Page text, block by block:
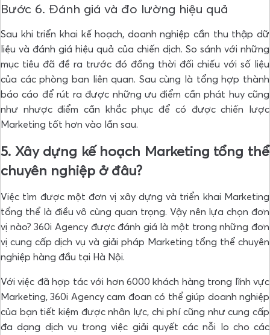
Bước 6. Đánh giá và đo lường hiệu quả
​​Sau khi triển khai kế hoạch, doanh nghiệp cần thu thập dữ
liệu và đánh giá hiệu quả của chiến dịch. So sánh với những
mục tiêu đã đề ra trước đó đồng thời đối chiếu với số liệu
của các phòng ban liên quan. Sau cùng là tổng hợp thành
báo cáo để rút ra được những ưu điểm cần phát huy cũng
như nhược điểm cần khắc phục để có được chiến lược
Marketing tốt hơn vào lần sau.
5. Xây dựng kế hoạch Marketing tổng thể
chuyên nghiệp ở đâu?
Việc tìm được một đơn vị xây dựng và triển khai Marketing
tổng thể là điều vô cùng quan trọng. Vậy nên lựa chọn đơn
vị nào? 360i Agency được đánh giá là một trong những đơn
vị cung cấp dịch vụ và giải pháp Marketing tổng thể chuyên
nghiệp hàng đầu tại Hà Nội.
Với việc đã hợp tác với hơn 6000 khách hàng trong lĩnh vực
Marketing, 360i Agency cam đoan có thể giúp doanh nghiệp
của bạn tiết kiệm được nhân lực, chi phí cũng như cung cấp
đa dạng dịch vụ trong việc giải quyết các nỗi lo cho các